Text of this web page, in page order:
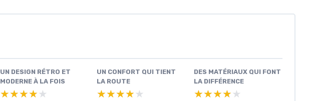
UN DESIGN RÉTRO ET
MODERNE À LA FOIS
★★★★★
★★★★★
UN CONFORT QUI TIENT
LA ROUTE
★★★★★
★★★★★
DES MATÉRIAUX QUI FONT
LA DIFFÉRENCE
★★★★★
★★★★★